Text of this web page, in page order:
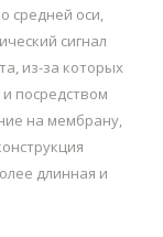
средней оси,
сигнал
из-за которых
посредством
на мембрану,
длинная и